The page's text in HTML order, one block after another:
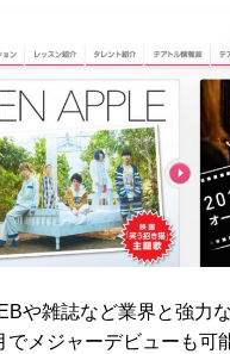
や雑誌など業界と強力
メジャーデビューも可